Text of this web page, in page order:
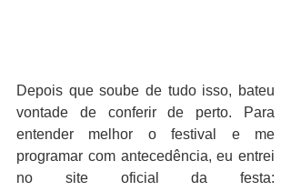
Depois que soube de tudo isso, bateu
vontade de conferir de perto. Para
entender melhor o festival e me
programar com antecedência, eu entrei